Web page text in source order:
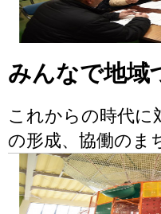
みんなで地域
これからの時代に
の形成、協働のま